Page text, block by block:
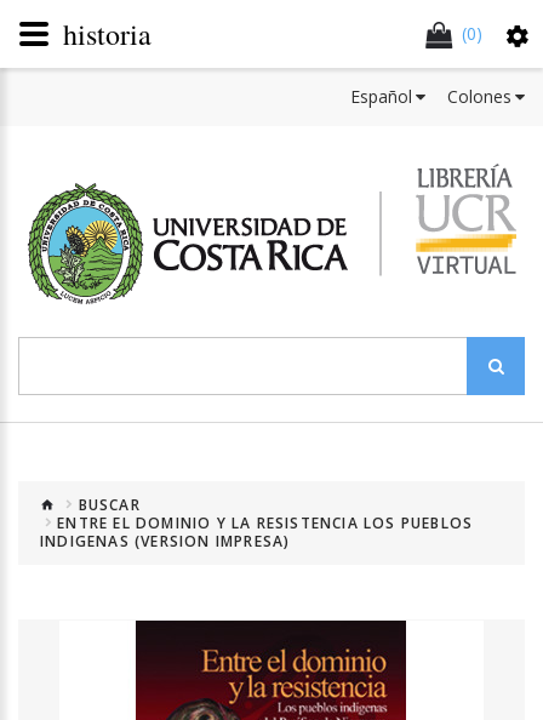
(0)
Colones
Español
BUSCAR
ENTRE EL DOMINIO Y LA RESISTENCIA LOS PUEBLOS
INDIGENAS (VERSION IMPRESA)
historia